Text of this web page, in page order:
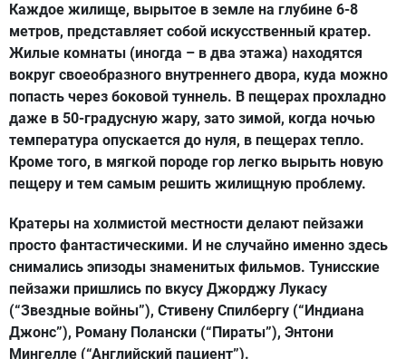
Каждое жилище, вырытое в земле на глубине 6-8
метров, представляет собой искусственный кратер.
Жилые комнаты (иногда – в два этажа) находятся
вокруг своеобразного внутреннего двора, куда можно
попасть через боковой туннель. В пещерах прохладно
даже в 50-градусную жару, зато зимой, когда ночью
температура опускается до нуля, в пещерах тепло.
Кроме того, в мягкой породе гор легко вырыть новую
пещеру и тем самым решить жилищную проблему.
Кратеры на холмистой местности делают пейзажи
просто фантастическими. И не случайно именно здесь
снимались эпизоды знаменитых фильмов. Тунисские
пейзажи пришлись по вкусу Джорджу Лукасу
(“Звездные войны”), Стивену Спилбергу (“Индиана
Джонс”), Роману Полански (“Пираты”), Энтони
Мингелле (“Английский пациент”).